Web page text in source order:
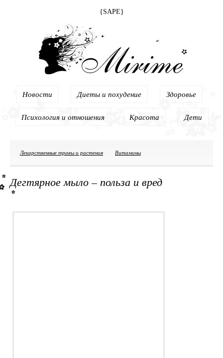
{SAPE}
Новости Диеты и похудение Здоровье
Психология и отношения Красота Дети
Лекарственные травы и растения Витамины
Дегтярное мыло – польза и вред